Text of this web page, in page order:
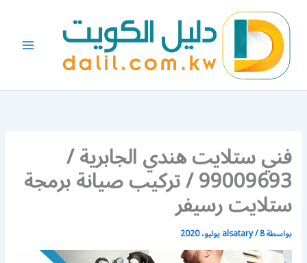
المحتوى
فني ستلايت هندي الجابرية /
99009693 / تركيب صيانة برمجة
ستلايت رسيفر
بواسطة alsatary/8 يوليو، 2020